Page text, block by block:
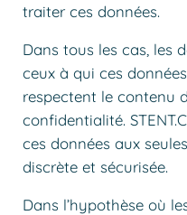
traiter ces données.
Dans tous les cas, les
ceux à qui ces
respectent le contenu
confidentialité.
ces données aux
discrète et sécurisée.
Dans l’hypothèse où